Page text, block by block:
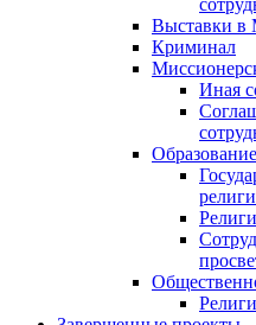
Выставки в
Криминал
Иная